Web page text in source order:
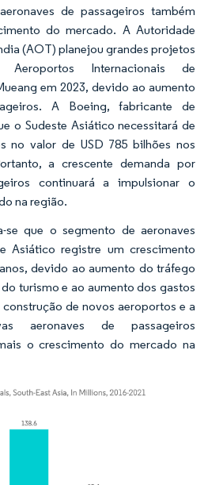
de passageiros também
do mercado. A Autoridade
(AOT) planejou grandes projetos
Internacionais de
em 2023, devido ao aumento
A Boeing, fabricante de
o Sudeste Asiático necessitará de
no valor de USD 785 bilhões nos
a crescente demanda por
continuará a impulsionar o
na região.
se que o segmento de aeronaves
Asiático registre um crescimento
devido ao aumento do tráfego
turismo e ao aumento dos gastos
de novos aeroportos e a
aeronaves de passageiros
o crescimento do mercado na